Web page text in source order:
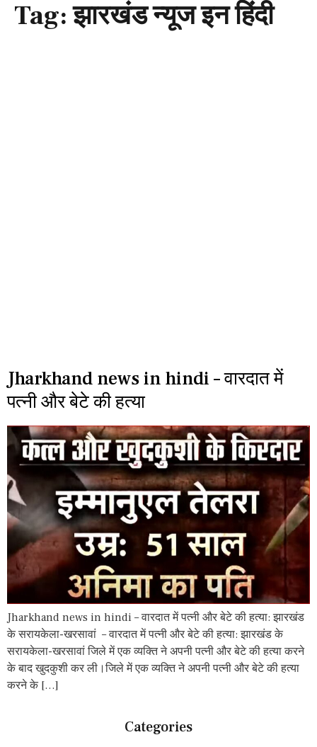
Tag:झारखंड न्यूज इन हिंदी
Jharkhand news in hindi – वारदात में
पत्नी और बेटे की हत्या
Jharkhand news in hindi – वारदात में पत्नी और बेटे की हत्या: झारखंड
के सरायकेला-खरसावां – वारदात में पत्नी और बेटे की हत्या: झारखंड के
सरायकेला-खरसावां जिले में एक व्यक्ति ने अपनी पत्नी और बेटे की हत्या करने
के बाद खुदकुशी कर ली।जिले में एक व्यक्ति ने अपनी पत्नी और बेटे की हत्या
करने के […]
Categories